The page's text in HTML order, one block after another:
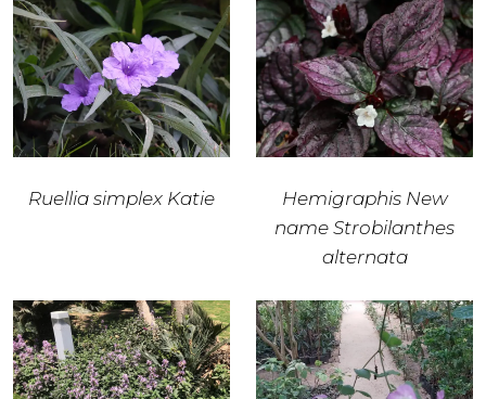
Ruellia simplex Katie
Hemigraphis New
name Strobilanthes
alternata